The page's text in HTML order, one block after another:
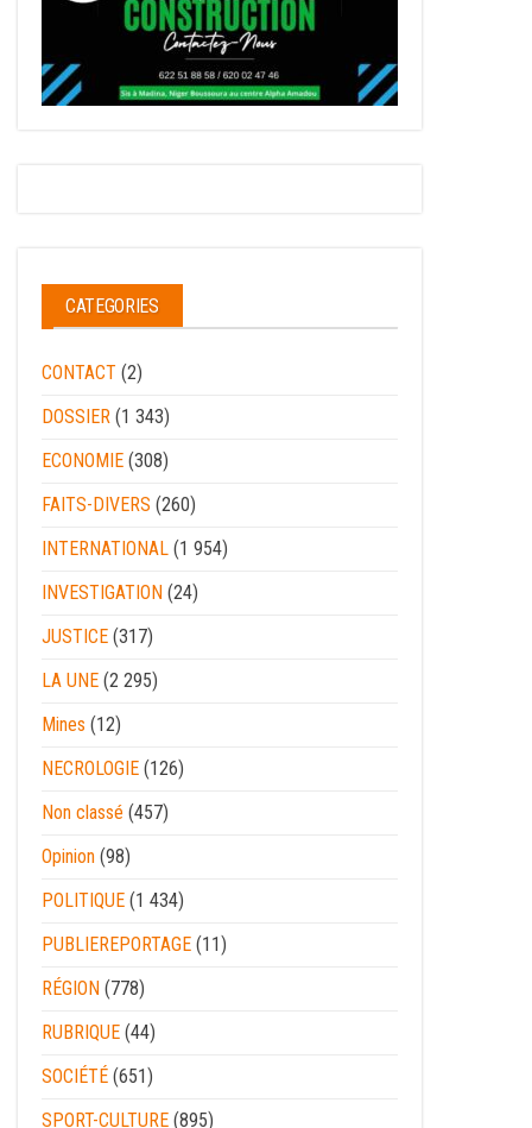
CATEGORIES
CONTACT (2)
DOSSIER (1 343)
ECONOMIE (308)
FAITS-DIVERS (260)
INTERNATIONAL (1 954)
INVESTIGATION (24)
JUSTICE (317)
LA UNE (2 295)
Mines (12)
NECROLOGIE (126)
Non classé (457)
Opinion (98)
POLITIQUE (1 434)
PUBLIEREPORTAGE (11)
RÉGION (778)
RUBRIQUE (44)
SOCIÉTÉ (651)
SPORT-CULTURE (895)